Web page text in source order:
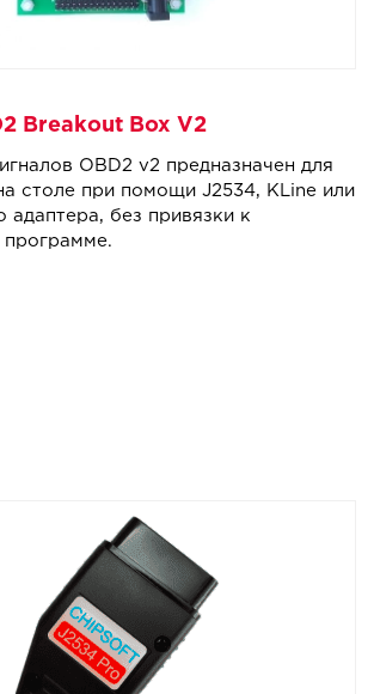
Breakout Box V2
OBD2 v2 предназначен для
столе при помощи J2534, KLine или
адаптера, без привязки к
программе.